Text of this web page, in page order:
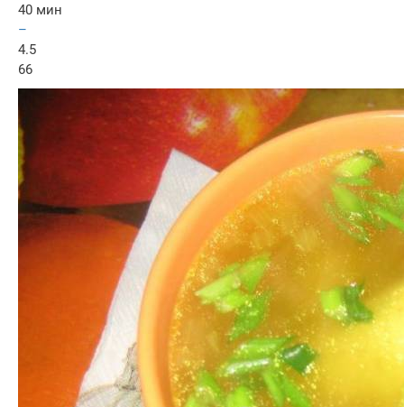
40 мин
–
4.5
66